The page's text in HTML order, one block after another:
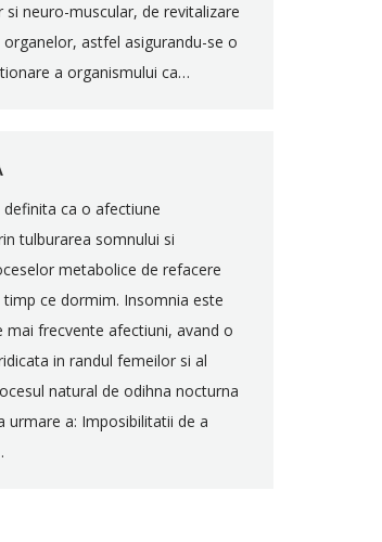
neuro-muscular, de revitalizare
astfel asigurandu-se o
a organismului ca…
ca o afectiune
tulburarea somnului si
metabolice de refacere
ce dormim. Insomnia este
mai frecvente afectiuni, avand o
in randul femeilor si al
natural de odihna nocturna
urmare a: Imposibilitatii de a